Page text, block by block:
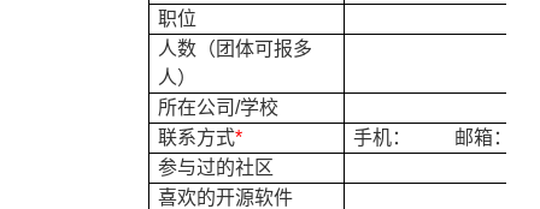
职位
人数（团体可报多
人）
所在公司/学校
联系方式* 手机：
邮箱：
参与过的社区
喜欢的开源软件